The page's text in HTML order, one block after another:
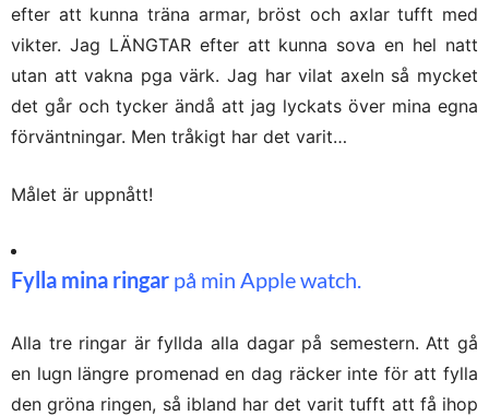
efter att kunna träna armar, bröst och axlar tufft med
vikter. Jag LÄNGTAR efter att kunna sova en hel natt
utan att vakna pga värk. Jag har vilat axeln så mycket
det går och tycker ändå att jag lyckats över mina egna
förväntningar. Men tråkigt har det varit…
Målet är uppnått!
Fylla mina ringar på min Apple watch.
Alla tre ringar är fyllda alla dagar på semestern. Att gå
en lugn längre promenad en dag räcker inte för att fylla
den gröna ringen, så ibland har det varit tufft att få ihop